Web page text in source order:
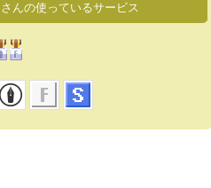
んの使っているサービス